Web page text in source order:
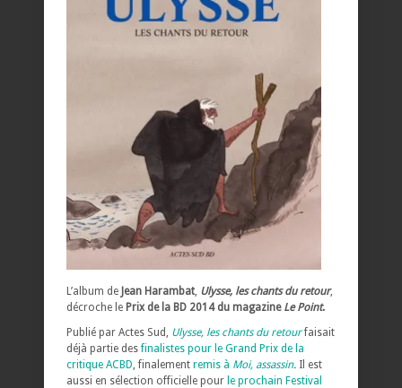
L’album de Jean Harambat Ulysse, les chants du retour,
décroche le Prix de la BD 2014 du magazine Le Point.
Publié par Actes Sud, Ulysse, les chants du retourfaisait
déjà partie desfinalistes pour le Grand Prix de la
critique ACBD , finalement remis à Moi, assassin. Il est
aussi en sélection officielle pour le prochain Festival